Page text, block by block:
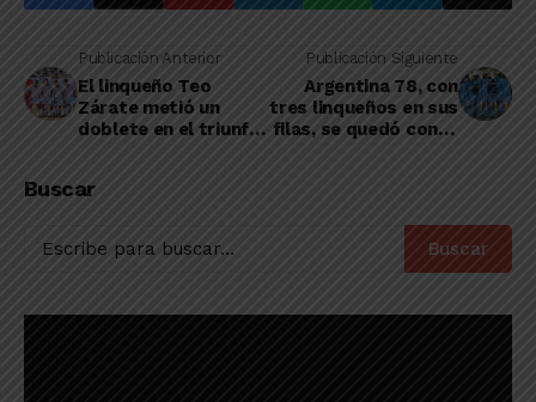
Publicación Anterior
El linqueño Teo
Zárate metió un
doblete en el triunfo
Atlético Tucumán
Publicación Siguiente
Argentina 78, con
tres linqueños en sus
filas, se quedó con el
Buscar
Buscar